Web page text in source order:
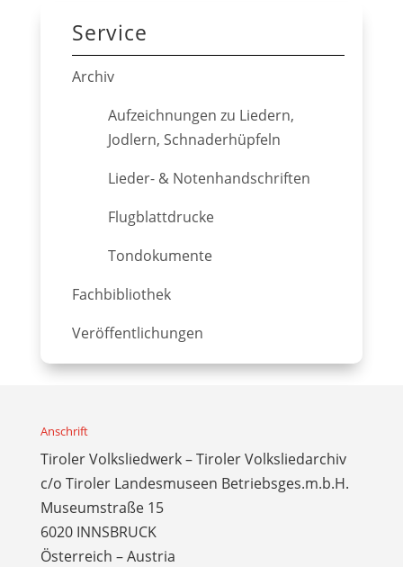
Service
Archiv
Aufzeichnungen zu Liedern,
Jodlern, Schnaderhüpfeln
Lieder- & Notenhandschriften
Flugblattdrucke
Tondokumente
Fachbibliothek
Veröffentlichungen
Anschrift
Tiroler Volksliedwerk – Tiroler Volksliedarchiv
c/o Tiroler Landesmuseen Betriebsges.m.b.H.
Museumstraße 15
6020 INNSBRUCK
Österreich – Austria